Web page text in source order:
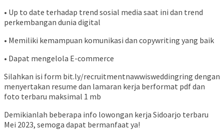
• Up to date terhadap trend sosial media saat ini dan trend
perkembangan dunia digital
• Memiliki kemampuan komunikasi dan copywriting yang baik
• Dapat mengelola E-commerce
Silahkan isi form bit.ly/recruitmentnawwisweddingring dengan
menyertakan resume dan lamaran kerja berformat pdf dan
foto terbaru maksimal 1 mb
Demikianlah beberapa info lowongan kerja Sidoarjo terbaru
Mei 2023, semoga dapat bermanfaat ya!